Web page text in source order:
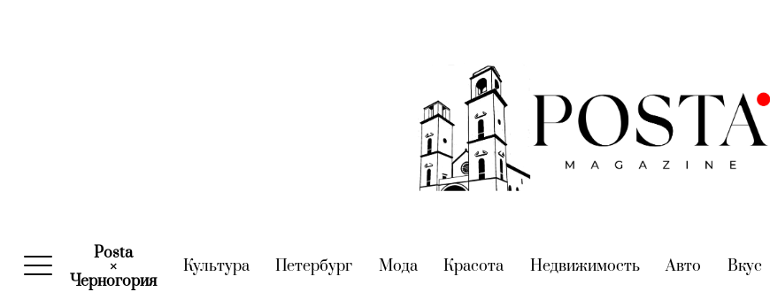
Posta
×
Черногория(current)
Культура(current)
Петербург (current)
Мода(current)
Красота (current)
Недвижимость(current)
Авто (current)
Вкус